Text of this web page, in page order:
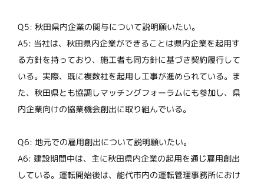
Q5: 秋田県内企業の関与について説明願いたい。
A5: 当社は、秋田県内企業ができることは県内企業を起用す
る方針を持っており、施工者も同方針に基づき契約履行して
いる。実際、既に複数社を起用し工事が進められている。ま
た、秋田県とも協調しマッチングフォーラムにも参加し、県
内企業向けの協業機会創出に取り組んでいる。
Q6: 地元での雇用創出について説明願いたい。
A6: 建設期間中は、主に秋田県内企業の起用を通じ雇用創出
している。運転開始後は、能代市内の運転管理事務所におけ